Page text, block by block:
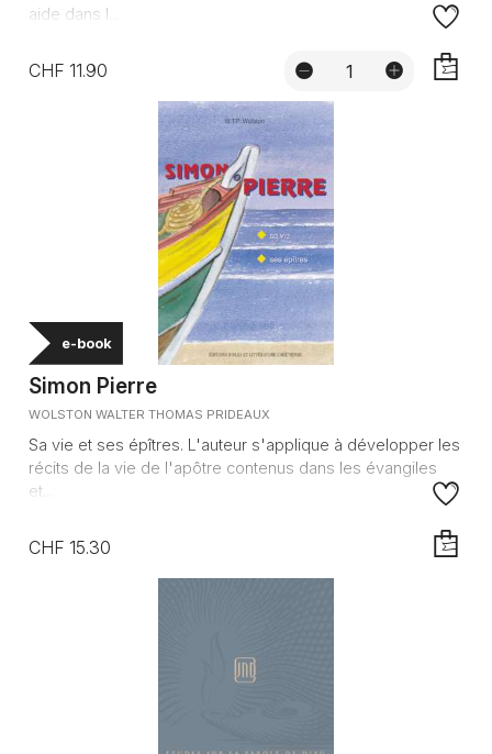
aide dans l...
CHF 11.90
e-book
Simon Pierre
WOLSTON WALTER THOMAS PRIDEAUX
Sa vie et ses épîtres. L'auteur s'applique à développer les
récits de la vie de l'apôtre contenus dans les évangiles
et...
CHF 15.30